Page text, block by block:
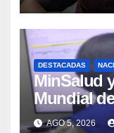
DESTACADAS
MinSalud
Mundial
propuesta
AGO 5, 2026